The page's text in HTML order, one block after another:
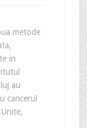
metode
in
au
cancerul